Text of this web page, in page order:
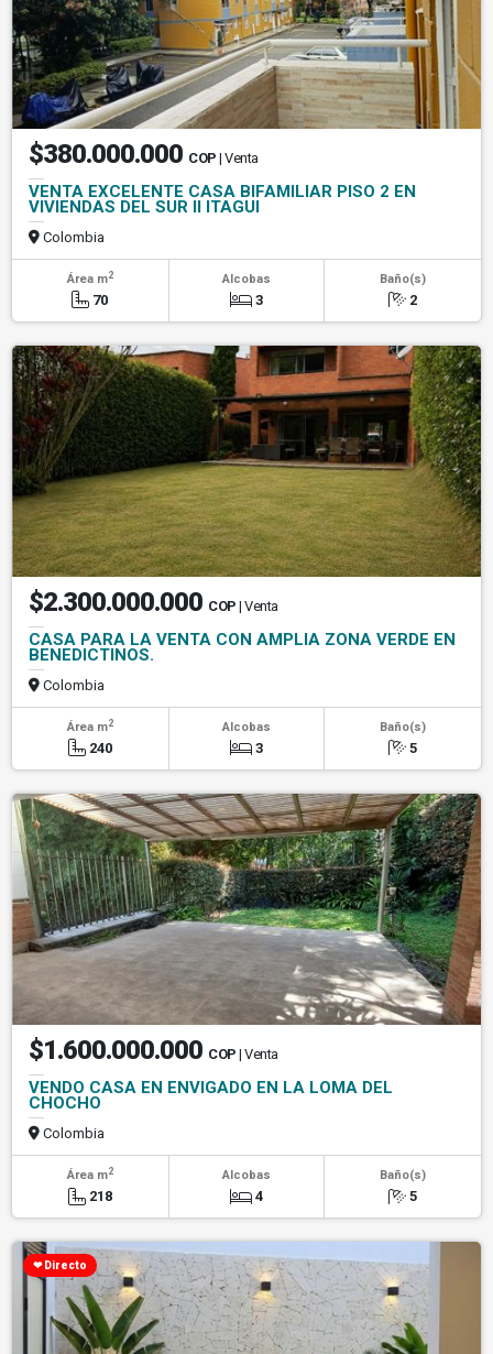
$380.000.000 COP | Venta
VENTA EXCELENTE CASA BIFAMILIAR PISO 2 EN
VIVIENDAS DEL SUR II ITAGUI
Colombia
Área m2
70
Alcobas
3
Baño(s)
2
$2.300.000.000 COP | Venta
CASA PARA LA VENTA CON AMPLIA ZONA VERDE EN
BENEDICTINOS.
Colombia
Área m2
240
Alcobas
3
Baño(s)
5
$1.600.000.000 COP | Venta
VENDO CASA EN ENVIGADO EN LA LOMA DEL
CHOCHO
Colombia
Área m2
218
Alcobas
4
Baño(s)
5
❤ Directo